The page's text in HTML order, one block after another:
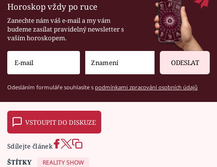
Horoskop vždy po ruce
Zanechte nám váš e-mail a my vám
budeme zasílat pravidelný newsletter s
vaším horoskopem.
ODESLAT
Odesláním formuláře souhlasíte s podmínkami zpracování osobních údajů
VSTOUPIT DO DISKUZE
Sdílejte článek
ŠTÍTKY
REALITY SHOW